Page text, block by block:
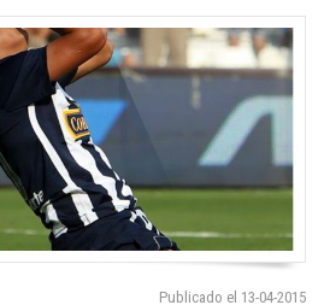
Publicado el 13-04-2015